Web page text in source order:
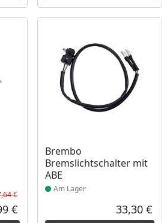
Rabatt in Prozent
Ursprünglicher Preis
€
Aktueller Preis
€
Brembo
Bremslichtschalter mit
ABE
Produkt am Lager
Am Lager
33,30 €